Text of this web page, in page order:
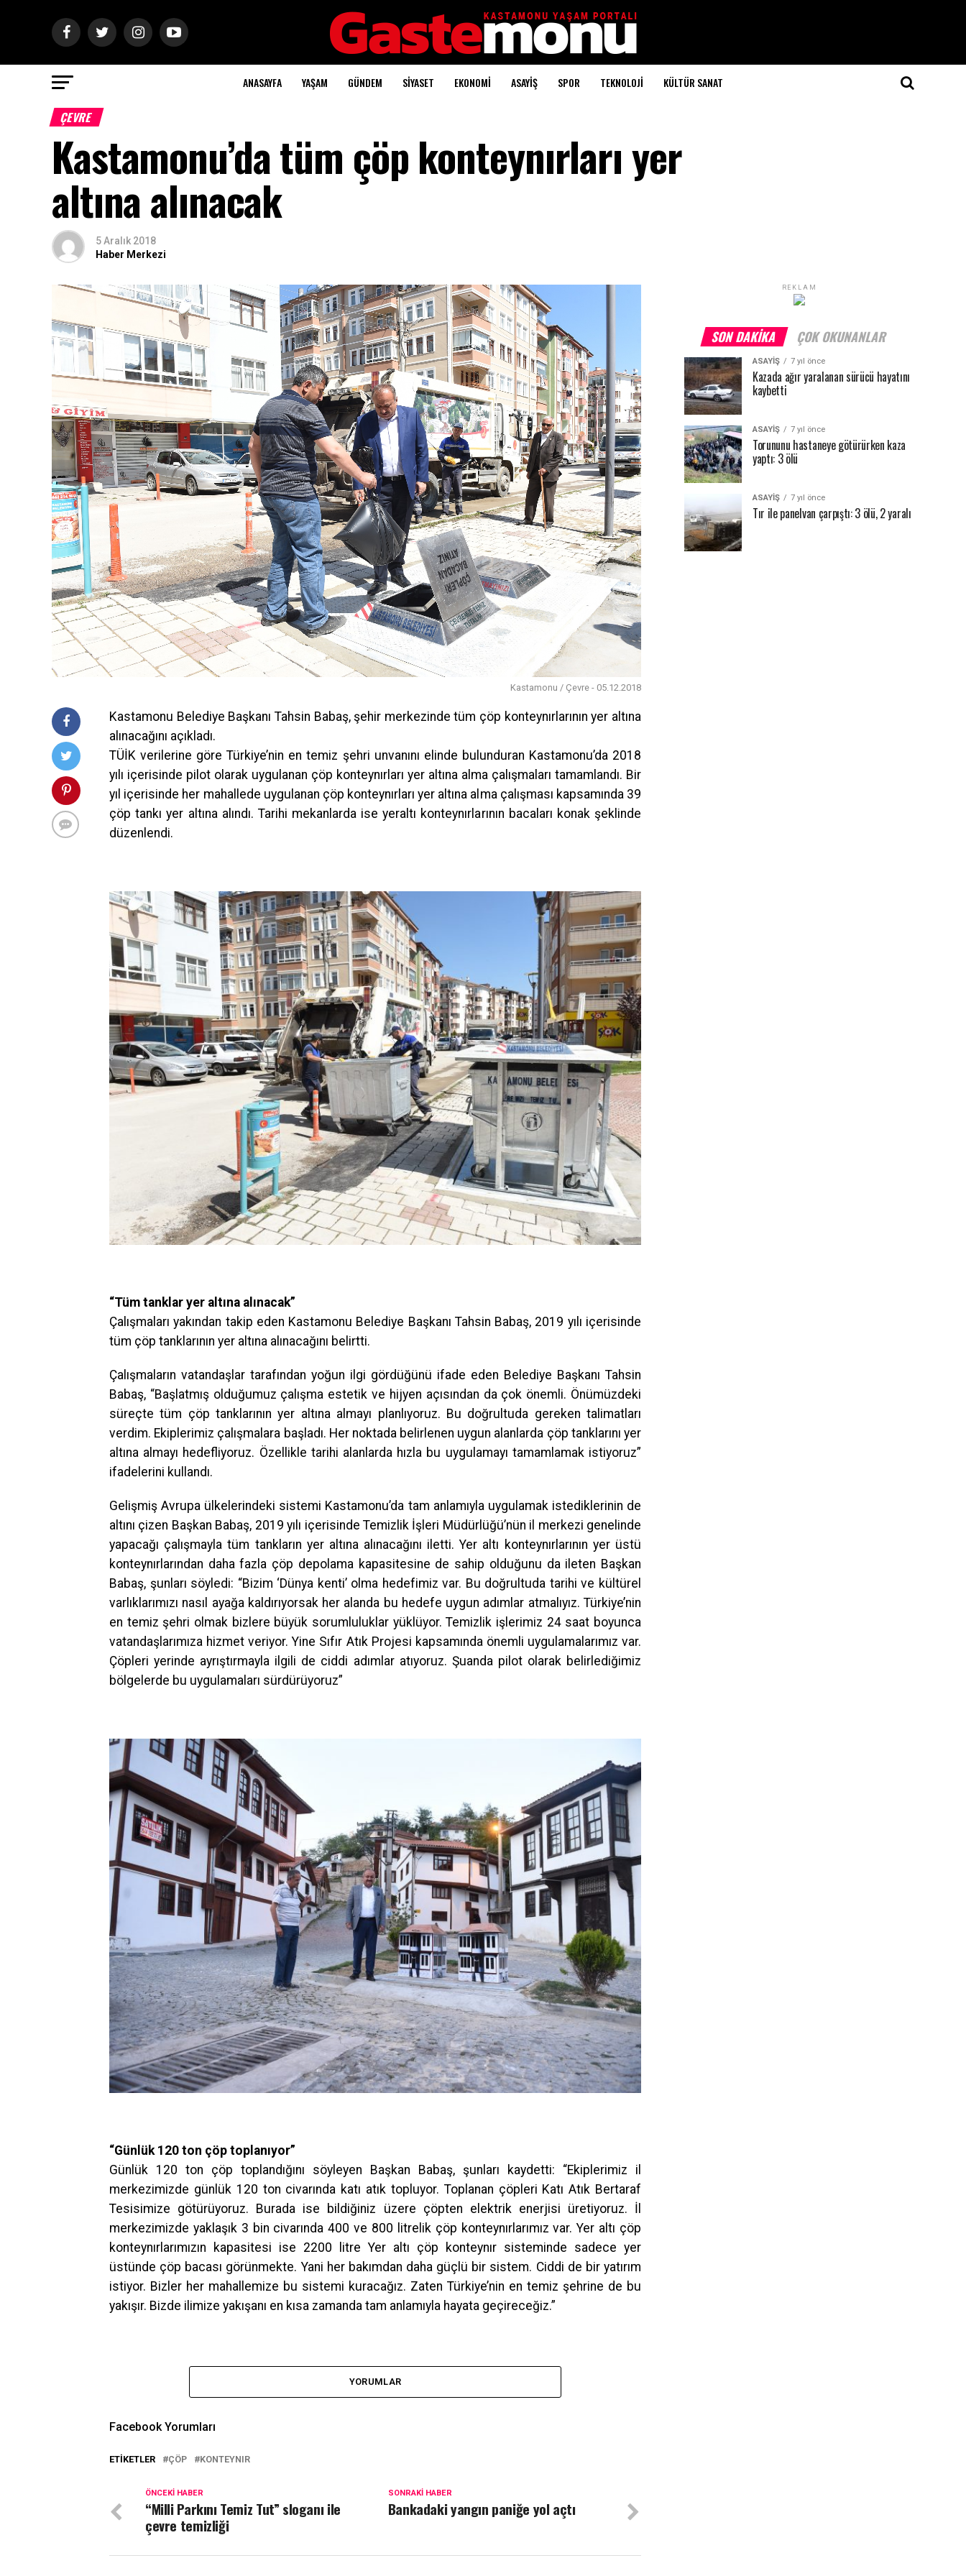
ANASAYFA YAŞAM GÜNDEM SİYASET EKONOMİ ASAYİŞ SPOR TEKNOLOJİ KÜLTÜR SANAT
ÇEVRE
Kastamonu’da tüm çöp konteynırları yer
altına alınacak
5 Aralık 2018
Haber Merkezi
Kastamonu / Çevre - 05.12.2018
Kastamonu Belediye Başkanı Tahsin Babaş, şehir merkezinde tüm çöp konteynırlarının yer altına
alınacağını açıkladı.
TÜİK verilerine göre Türkiye’nin en temiz şehri unvanını elinde bulunduran Kastamonu’da 2018
yılı içerisinde pilot olarak uygulanan çöp konteynırları yer altına alma çalışmaları tamamlandı. Bir
yıl içerisinde her mahallede uygulanan çöp konteynırları yer altına alma çalışması kapsamında 39
çöp tankı yer altına alındı. Tarihi mekanlarda ise yeraltı konteynırlarının bacaları konak şeklinde
düzenlendi.
“Tüm tanklar yer altına alınacak”
Çalışmaları yakından takip eden Kastamonu Belediye Başkanı Tahsin Babaş, 2019 yılı içerisinde
tüm çöp tanklarının yer altına alınacağını belirtti.
Çalışmaların vatandaşlar tarafından yoğun ilgi gördüğünü ifade eden Belediye Başkanı Tahsin
Babaş, “Başlatmış olduğumuz çalışma estetik ve hijyen açısından da çok önemli. Önümüzdeki
süreçte tüm çöp tanklarının yer altına almayı planlıyoruz. Bu doğrultuda gereken talimatları
verdim. Ekiplerimiz çalışmalara başladı. Her noktada belirlenen uygun alanlarda çöp tanklarını yer
altına almayı hedefliyoruz. Özellikle tarihi alanlarda hızla bu uygulamayı tamamlamak istiyoruz”
ifadelerini kullandı.
Gelişmiş Avrupa ülkelerindeki sistemi Kastamonu’da tam anlamıyla uygulamak istediklerinin de
altını çizen Başkan Babaş, 2019 yılı içerisinde Temizlik İşleri Müdürlüğü’nün il merkezi genelinde
yapacağı çalışmayla tüm tankların yer altına alınacağını iletti. Yer altı konteynırlarının yer üstü
konteynırlarından daha fazla çöp depolama kapasitesine de sahip olduğunu da ileten Başkan
Babaş, şunları söyledi: “Bizim ‘Dünya kenti’ olma hedefimiz var. Bu doğrultuda tarihi ve kültürel
varlıklarımızı nasıl ayağa kaldırıyorsak her alanda bu hedefe uygun adımlar atmalıyız. Türkiye’nin
en temiz şehri olmak bizlere büyük sorumluluklar yüklüyor. Temizlik işlerimiz 24 saat boyunca
vatandaşlarımıza hizmet veriyor. Yine Sıfır Atık Projesi kapsamında önemli uygulamalarımız var.
Çöpleri yerinde ayrıştırmayla ilgili de ciddi adımlar atıyoruz. Şuanda pilot olarak belirlediğimiz
bölgelerde bu uygulamaları sürdürüyoruz”
“Günlük 120 ton çöp toplanıyor”
Günlük 120 ton çöp toplandığını söyleyen Başkan Babaş, şunları kaydetti: “Ekiplerimiz il
merkezimizde günlük 120 ton civarında katı atık topluyor. Toplanan çöpleri Katı Atık Bertaraf
Tesisimize götürüyoruz. Burada ise bildiğiniz üzere çöpten elektrik enerjisi üretiyoruz. İl
merkezimizde yaklaşık 3 bin civarında 400 ve 800 litrelik çöp konteynırlarımız var. Yer altı çöp
konteynırlarımızın kapasitesi ise 2200 litre Yer altı çöp konteynır sisteminde sadece yer
üstünde çöp bacası görünmekte. Yani her bakımdan daha güçlü bir sistem. Ciddi de bir yatırım
istiyor. Bizler her mahallemize bu sistemi kuracağız. Zaten Türkiye’nin en temiz şehrine de bu
yakışır. Bizde ilimize yakışanı en kısa zamanda tam anlamıyla hayata geçireceğiz.”
YORUMLAR
Facebook Yorumları
ETIKETLER ÇÖP KONTEYNIR
SONRAKI HABER
Bankadaki yangın paniğe yol açtı
ÖNCEKI HABER
“Milli Parkını Temiz Tut” sloganı ile
çevre temizliği
REKLAM
SON DAKIKA ÇOK OKUNANLAR
ASAYİŞ 7 yıl önce
Kazada ağır yaralanan sürücü hayatını
kaybetti
ASAYİŞ 7 yıl önce
Torununu hastaneye götürürken kaza
yaptı: 3 ölü
ASAYİŞ 7 yıl önce
Tır ile panelvan çarpıştı: 3 ölü, 2 yaralı